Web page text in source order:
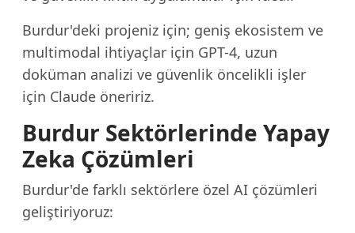
Burdur'deki projeniz için; geniş ekosistem ve
multimodal ihtiyaçlar için GPT-4, uzun
doküman analizi ve güvenlik öncelikli işler
için Claude öneririz.
Burdur Sektörlerinde Yapay
Zeka Çözümleri
Burdur'de farklı sektörlere özel AI çözümleri
geliştiriyoruz: